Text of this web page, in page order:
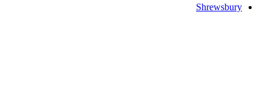
Shrewsbury